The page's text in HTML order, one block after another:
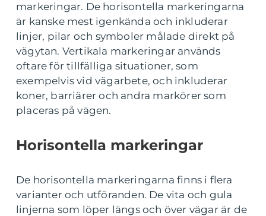
markeringar. De horisontella markeringarna
är kanske mest igenkända och inkluderar
linjer, pilar och symboler målade direkt på
vägytan. Vertikala markeringar används
oftare för tillfälliga situationer, som
exempelvis vid vägarbete, och inkluderar
koner, barriärer och andra markörer som
placeras på vägen.
Horisontella markeringar
De horisontella markeringarna finns i flera
varianter och utföranden. De vita och gula
linjerna som löper längs och över vägar är de